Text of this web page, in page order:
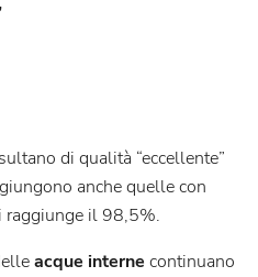
di qualità “eccellente”
anche quelle con
raggiunge il 98,5%.
acque interne continuano